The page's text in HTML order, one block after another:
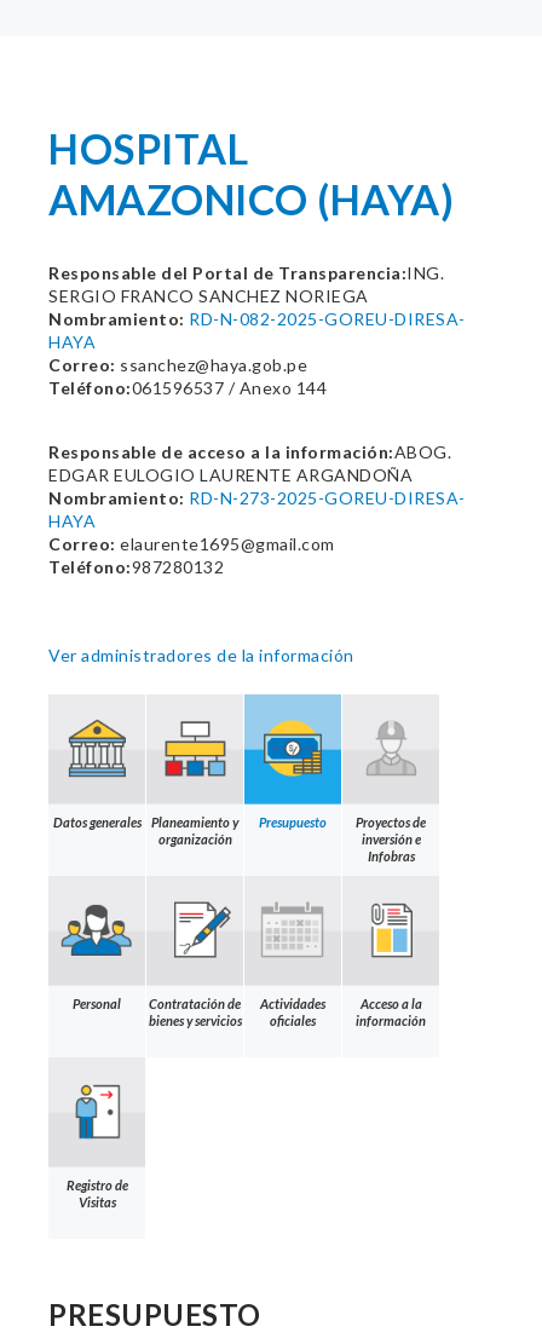
HOSPITAL
AMAZONICO (HAYA)
Responsable del Portal de Transparencia:ING.
SERGIO FRANCO SANCHEZ NORIEGA
Nombramiento: RD-N-082-2025-GOREU-DIRESA-
HAYA
Correo: ssanchez@haya.gob.pe
Teléfono:061596537 / Anexo 144
Responsable de acceso a la información:ABOG.
EDGAR EULOGIO LAURENTE ARGANDOÑA
Nombramiento: RD-N-273-2025-GOREU-DIRESA-
HAYA
Correo: elaurente1695@gmail.com
Teléfono:987280132
Ver administradores de la información
Datos generales
Planeamiento y
organización
Presupuesto
Proyectos de
inversión e
Infobras
Personal
Contratación de
bienes y servicios
Actividades
oficiales
Acceso a la
información
Registro de
Visitas
PRESUPUESTO